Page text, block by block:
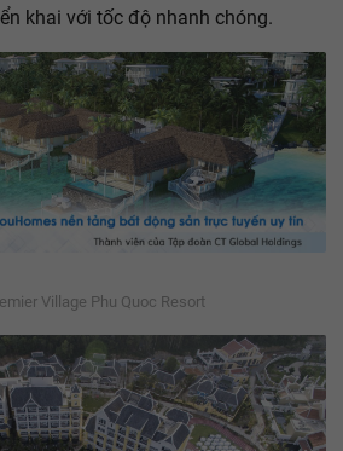
khai với tốc độ nhanh chóng.
Village Phu Quoc Resort